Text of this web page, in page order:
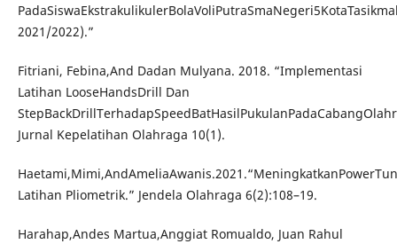
2021/2022).”
Fitriani, Febina,And Dadan Mulyana. 2018. “Implementasi
Latihan LooseHandsDrill Dan
Jurnal Kepelatihan Olahraga 10(1).
Latihan Pliometrik.” Jendela Olahraga 6(2):108–19.
Harahap,Andes Martua,Anggiat Romualdo, Juan Rahul